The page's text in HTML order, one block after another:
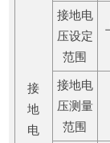
接
地
电
接地电
压设定
范围
接地电
压测量
范围